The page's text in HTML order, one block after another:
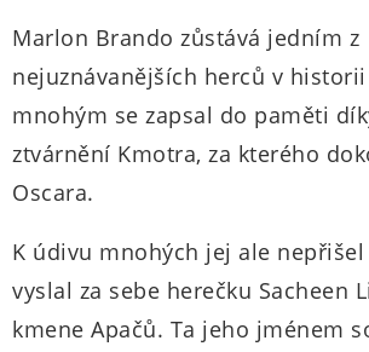
Marlon Brando zůstává jedním z
nejuznávanějších herců v
mnohým se zapsal do paměti
ztvárnění Kmotra, za kterého
Oscara.
K údivu mnohých jej ale
vyslal za sebe herečku Sacheen
kmene Apačů. Ta jeho jménem